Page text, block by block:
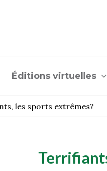
Éditions virtuelles
les sports extrêmes?